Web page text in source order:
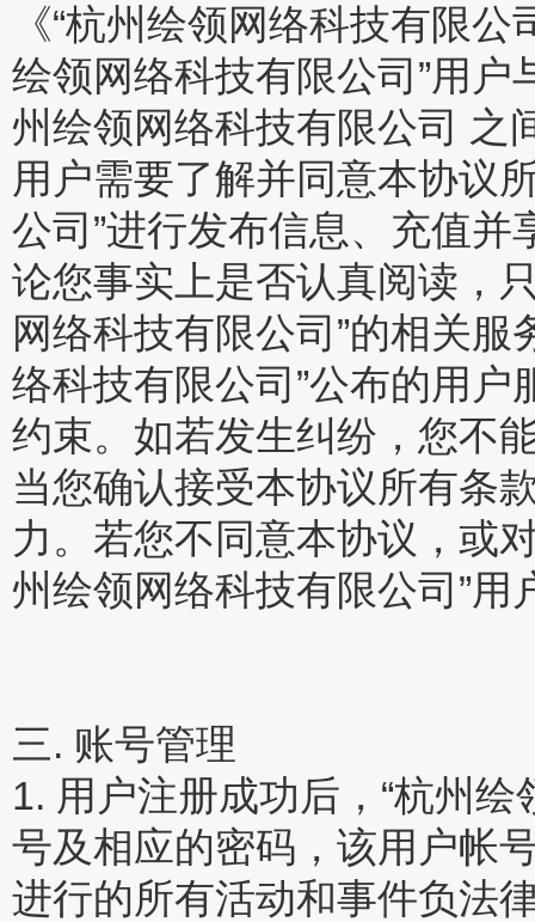
《“杭州绘领网络科技有限
绘领网络科技有限公司”用户
州绘领网络科技有限公司 之
用户需要了解并同意本协议
公司”进行发布信息、充值并
论您事实上是否认真阅读，
网络科技有限公司”的相关
络科技有限公司”公布的用
约束。如若发生纠纷，您不
当您确认接受本协议所有条
力。若您不同意本协议，或
州绘领网络科技有限公司”
三. 账号管理
1. 用户注册成功后，“杭州
号及相应的密码，该用户帐
进行的所有活动和事件负法